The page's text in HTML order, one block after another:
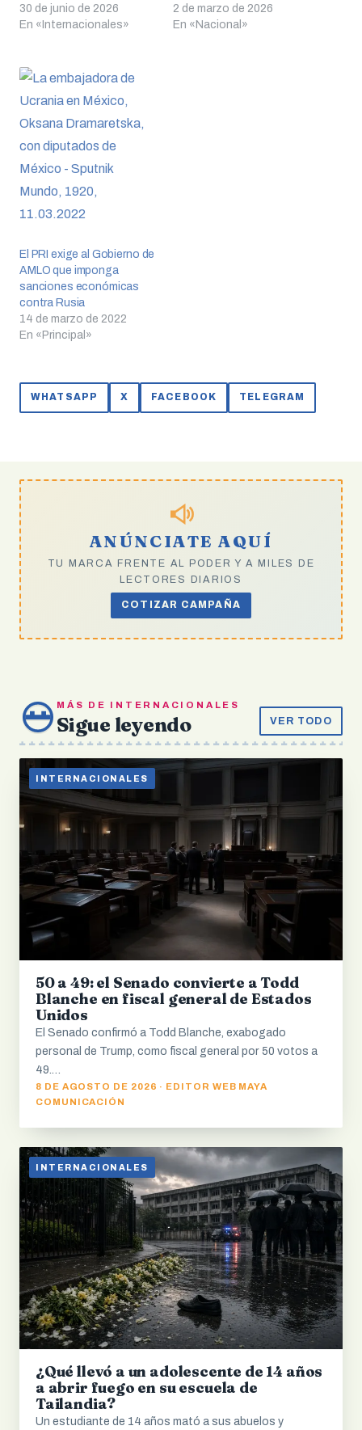
30 de junio de 2026
En «Internacionales»
2 de marzo de 2026
En «Nacional»
El PRI exige al Gobierno de
AMLO que imponga
sanciones económicas
contra Rusia
14 de marzo de 2022
En «Principal»
WHATSAPP X FACEBOOK TELEGRAM
ANÚNCIATE AQUÍ
TU MARCA FRENTE AL PODER Y A MILES DE
LECTORES DIARIOS
COTIZAR CAMPAÑA
MÁS DE INTERNACIONALES
Sigue leyendo VER TODO
INTERNACIONALES
50 a 49: el Senado convierte a Todd
Blanche en fiscal general de Estados
Unidos
El Senado confirmó a Todd Blanche, exabogado
personal de Trump, como fiscal general por 50 votos a
49.…
8 DE AGOSTO DE 2026 · EDITOR WEB MAYA
COMUNICACIÓN
INTERNACIONALES
¿Qué llevó a un adolescente de 14 años
a abrir fuego en su escuela de
Tailandia?
Un estudiante de 14 años mató a sus abuelos y